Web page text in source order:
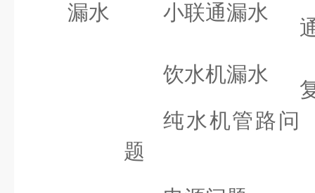
漏水
小联通漏水
饮水机漏水
纯水机管路问
题